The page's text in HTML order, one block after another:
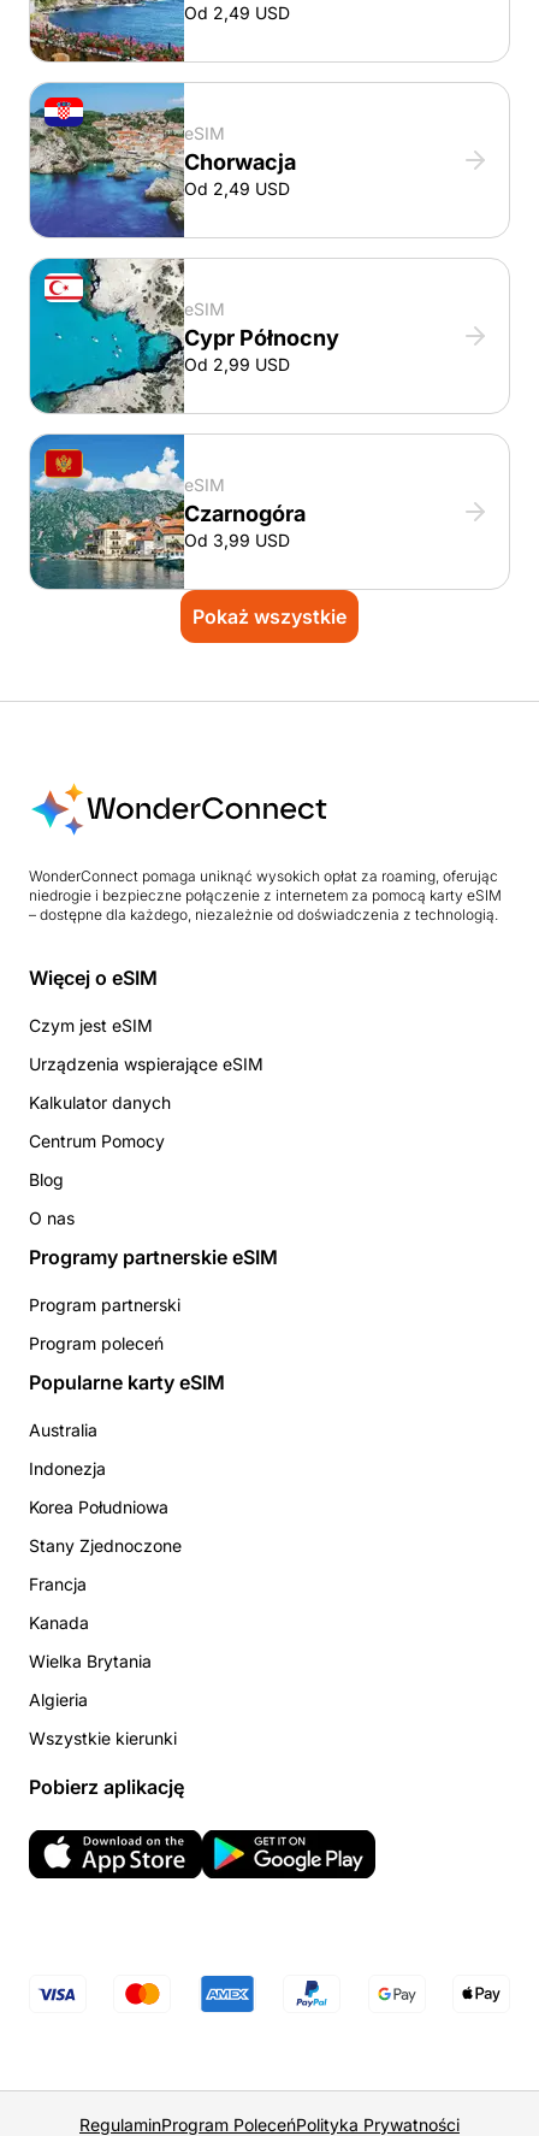
Od 2,49 USD
eSIM
Chorwacja
Od 2,49 USD
eSIM
Cypr Północny
Od 2,99 USD
eSIM
Czarnogóra
Od 3,99 USD
Pokaż wszystkie
WonderConnect pomaga uniknąć wysokich opłat za roaming, oferując
niedrogie i bezpieczne połączenie z internetem za pomocą karty eSIM
– dostępne dla każdego, niezależnie od doświadczenia z technologią.
Więcej o eSIM
Czym jest eSIM
Urządzenia wspierające eSIM
Kalkulator danych
Centrum Pomocy
Blog
O nas
Programy partnerskie eSIM
Program partnerski
Program poleceń
Popularne karty eSIM
Australia
Indonezja
Korea Południowa
Stany Zjednoczone
Francja
Kanada
Wielka Brytania
Algieria
Wszystkie kierunki
Pobierz aplikację
RegulaminProgram PoleceńPolityka Prywatności